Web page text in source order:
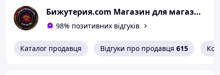
Бижутерия.com Магазин для магазинов
98% позитивних відгуків
Каталог продавця Відгуки про продавця 615